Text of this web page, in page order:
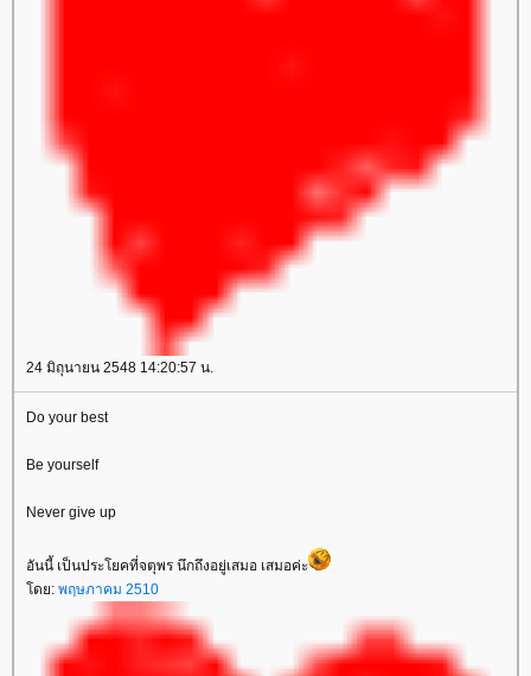
24 มิถุนายน 2548 14:20:57 น.
Do your best
Be yourself
Never give up
อันนี้ เป็นประโยคที่จตุพร นึกถึงอยู่เสมอ เสมอค่ะ
ดย: พฤษภาคม 2510